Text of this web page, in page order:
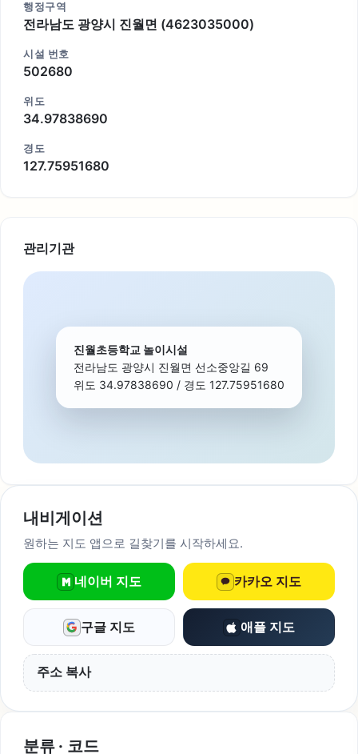
행정구역
전라남도 광양시 진월면 (4623035000)
시설 번호
502680
위도
34.97838690
경도
127.75951680
관리기관
진월초등학교 놀이시설
전라남도 광양시 진월면 선소중앙길 69
위도 34.97838690 / 경도 127.75951680
내비게이션
원하는 지도 앱으로 길찾기를 시작하세요.
네이버 지도 카카오 지도
구글 지도 애플 지도
주소 복사
분류 · 코드